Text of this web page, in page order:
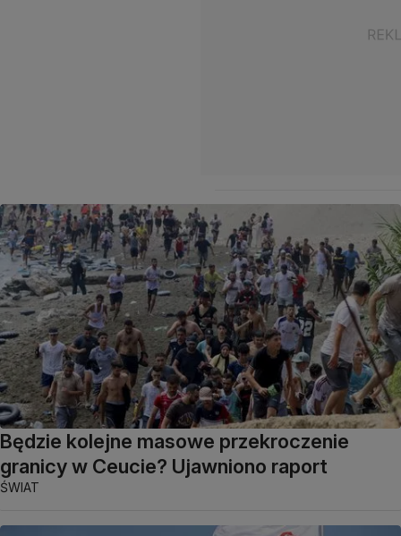
Będzie kolejne masowe przekroczenie
granicy w Ceucie? Ujawniono raport
ŚWIAT